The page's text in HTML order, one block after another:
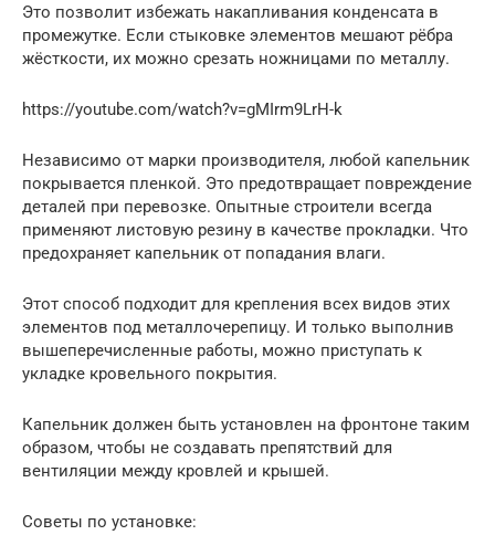
Это позволит избежать накапливания конденсата в
промежутке. Если стыковке элементов мешают рёбра
жёсткости, их можно срезать ножницами по металлу.
https://youtube.com/watch?v=gMIrm9LrH-k
Независимо от марки производителя, любой капельник
покрывается пленкой. Это предотвращает повреждение
деталей при перевозке. Опытные строители всегда
применяют листовую резину в качестве прокладки. Что
предохраняет капельник от попадания влаги.
Этот способ подходит для крепления всех видов этих
элементов под металлочерепицу. И только выполнив
вышеперечисленные работы, можно приступать к
укладке кровельного покрытия.
Капельник должен быть установлен на фронтоне таким
образом, чтобы не создавать препятствий для
вентиляции между кровлей и крышей.
Советы по установке: